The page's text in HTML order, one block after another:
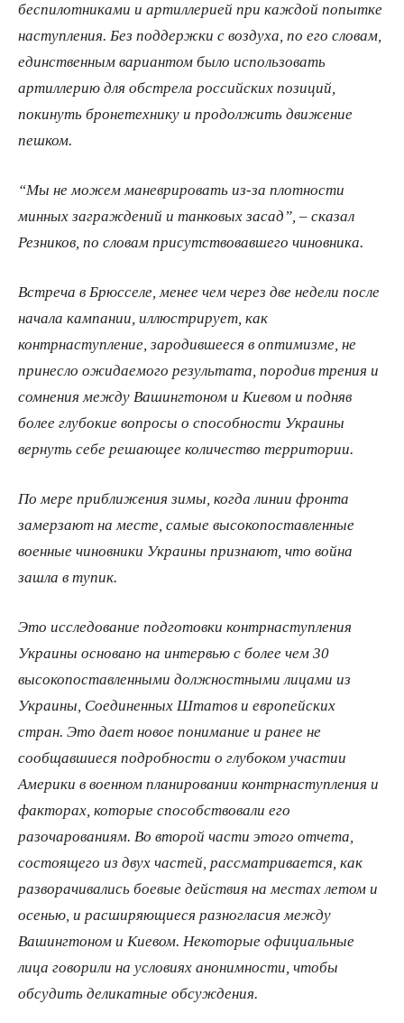
беспилотниками и артиллерией при каждой попытке
наступления. Без поддержки с воздуха, по его словам,
единственным вариантом было использовать
артиллерию для обстрела российских позиций,
покинуть бронетехнику и продолжить движение
пешком.
“Мы не можем маневрировать из-за плотности
минных заграждений и танковых засад”, – сказал
Резников, по словам присутствовавшего чиновника.
Встреча в Брюсселе, менее чем через две недели после
начала кампании, иллюстрирует, как
контрнаступление, зародившееся в оптимизме, не
принесло ожидаемого результата, породив трения и
сомнения между Вашингтоном и Киевом и подняв
более глубокие вопросы о способности Украины
вернуть себе решающее количество территории.
По мере приближения зимы, когда линии фронта
замерзают на месте, самые высокопоставленные
военные чиновники Украины признают, что война
зашла в тупик.
Это исследование подготовки контрнаступления
Украины основано на интервью с более чем 30
высокопоставленными должностными лицами из
Украины, Соединенных Штатов и европейских
стран. Это дает новое понимание и ранее не
сообщавшиеся подробности о глубоком участии
Америки в военном планировании контрнаступления и
факторах, которые способствовали его
разочарованиям. Во второй части этого отчета,
состоящего из двух частей, рассматривается, как
разворачивались боевые действия на местах летом и
осенью, и расширяющиеся разногласия между
Вашингтоном и Киевом. Некоторые официальные
лица говорили на условиях анонимности, чтобы
обсудить деликатные обсуждения.